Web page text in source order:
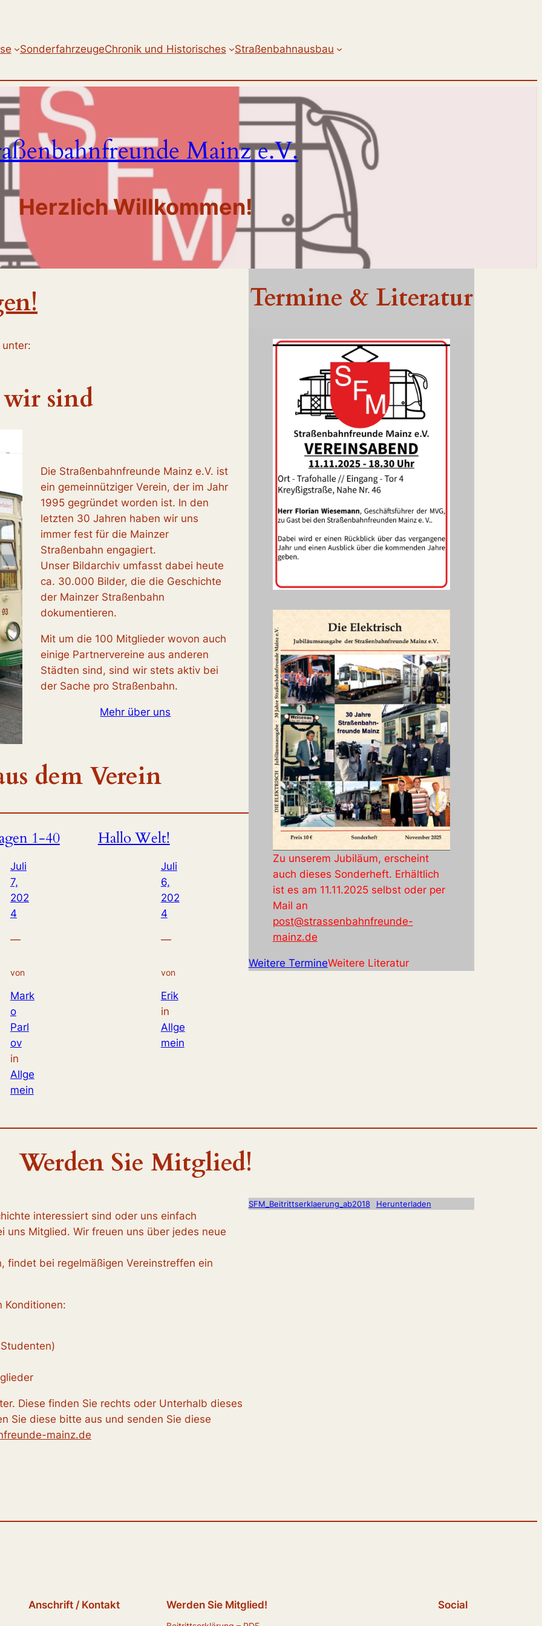
SonderfahrzeugeChronik und Historisches Straßenbahnausbau
Mainz e.V.
Herzlich Willkommen!
sind
Die Straßenbahnfreunde Mainz e.V. ist
ein gemeinnütziger Verein, der im Jahr
1995 gegründet worden ist. In den
letzten 30 Jahren haben wir uns
immer fest für die Mainzer
Straßenbahn engagiert.
Unser Bildarchiv umfasst dabei heute
ca. 30.000 Bilder, die die Geschichte
der Mainzer Straßenbahn
dokumentieren.
Mit um die 100 Mitglieder wovon auch
einige Partnervereine aus anderen
Städten sind, sind wir stets aktiv bei
der Sache pro Straßenbahn.
Mehr über uns
dem Verein
1-40
Juli
7,
202
4
—
von
Mark
o
Parl
ov
in
Allge
mein
Hallo Welt!
Juli
6,
202
4
—
von
Erik
in
Allge
mein
Termine & Literatur
Zu unserem Jubiläum, erscheint
auch dieses Sonderheft. Erhältlich
ist es am 11.11.2025 selbst oder per
Mail an
post@strassenbahnfreunde-
mainz.de
Weitere TermineWeitere Literatur
Werden Sie Mitglied!
interessiert sind oder uns einfach
uns Mitglied. Wir freuen uns über jedes neue
findet bei regelmäßigen Vereinstreffen ein
Konditionen:
Diese finden Sie rechts oder Unterhalb dieses
Sie diese bitte aus und senden Sie diese
mainz.de
SFM_Beitrittserklaerung_ab2018 Herunterladen
Anschrift / Kontakt Werden Sie Mitglied! Social